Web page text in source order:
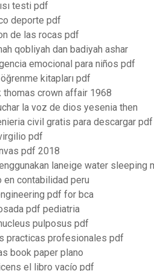
testi pdf
deporte pdf
de las rocas pdf
qobliyah dan badiyah ashar
emocional para niños pdf
kitapları pdf
thomas crown affair 1968
la voz de dios yesenia then
civil gratis para descargar pdf
pdf
pdf 2018
laneige water sleeping
en contabilidad peru
pdf for bca
pdf pediatria
pulposus pdf
practicas profesionales pdf
book paper plano
el libro vacío pdf